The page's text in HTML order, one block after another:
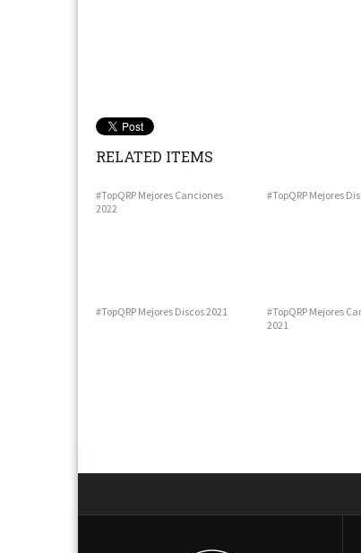
RELATED ITEMS
#TopQRP Mejores Canciones
2022
#TopQRP Mejores
#TopQRP Mejores Discos 2021
#TopQRP Mejores
2021